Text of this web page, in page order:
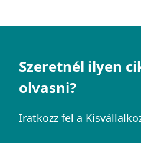
Szeretnél ilyen
olvasni?
Iratkozz fel a